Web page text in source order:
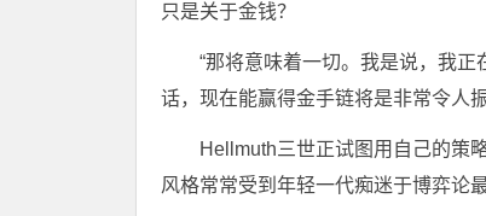
只是关于金钱？
“那将意味着一切。我是说，我
话，现在能赢得金手链将是非常令人
Hellmuth三世正试图用自己的策
风格常常受到年轻一代痴迷于博弈论